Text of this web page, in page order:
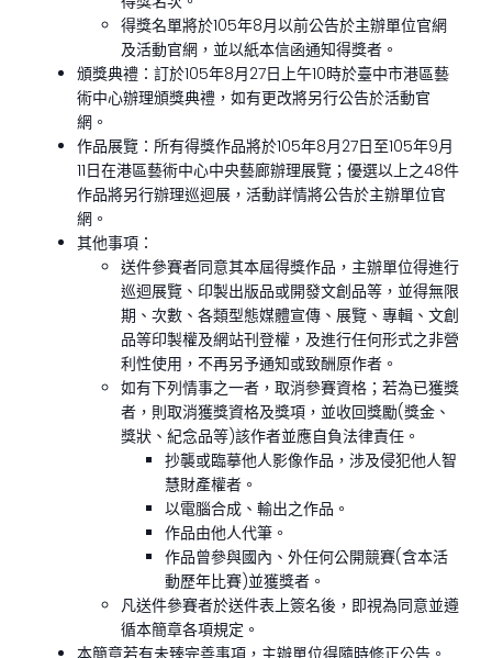
得獎名單將於105年8月以前公告於主辦單位官網
及活動官網，並以紙本信函通知得獎者。
頒獎典禮：訂於105年8月27日上午10時於臺中市港區藝
術中心辦理頒獎典禮，如有更改將另行公告於活動官
網。
作品展覽：所有得獎作品將於105年8月27日至105年9月
11日在港區藝術中心中央藝廊辦理展覽；優選以上之48件
作品將另行辦理巡迴展，活動詳情將公告於主辦單位官
網。
其他事項：
送件參賽者同意其本屆得獎作品，主辦單位得進行
巡迴展覽、印製出版品或開發文創品等，並得無限
期、次數、各類型態媒體宣傳、展覽、專輯、文創
品等印製權及網站刊登權，及進行任何形式之非營
利性使用，不再另予通知或致酬原作者。
如有下列情事之一者，取消參賽資格；若為已獲獎
者，則取消獲獎資格及獎項，並收回獎勵(獎金、
獎狀、紀念品等)該作者並應自負法律責任。
抄襲或臨摹他人影像作品，涉及侵犯他人智
慧財產權者。
以電腦合成、輸出之作品。
作品由他人代筆。
作品曾參與國內、外任何公開競賽(含本活
動歷年比賽)並獲獎者。
凡送件參賽者於送件表上簽名後，即視為同意並遵
循本簡章各項規定。
本簡章若有未臻完善事項，主辦單位得隨時修正公告。